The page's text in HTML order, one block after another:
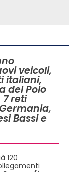
veicoli,
italiani,
del Polo
reti
Bassi e
120